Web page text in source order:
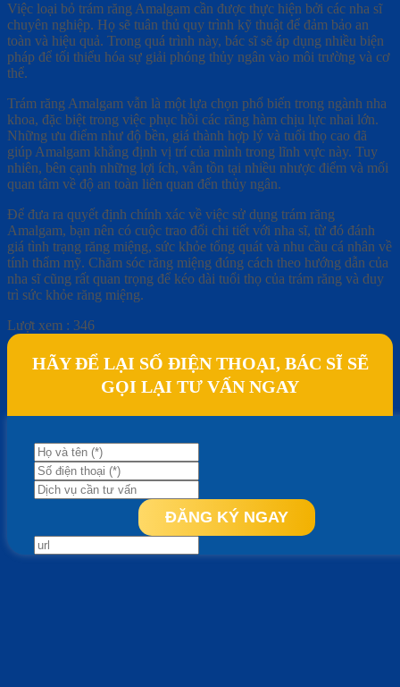
Việc loại bỏ trám răng Amalgam cần được thực hiện bởi các nha sĩ
chuyên nghiệp. Họ sẽ tuân thủ quy trình kỹ thuật để đảm bảo an
toàn và hiệu quả. Trong quá trình này, bác sĩ sẽ áp dụng nhiều biện
pháp để tối thiểu hóa sự giải phóng thủy ngân vào môi trường và cơ
thể.
Trám răng Amalgam vẫn là một lựa chọn phổ biến trong ngành nha
khoa, đặc biệt trong việc phục hồi các răng hàm chịu lực nhai lớn.
Những ưu điểm như độ bền, giá thành hợp lý và tuổi thọ cao đã
giúp Amalgam khẳng định vị trí của mình trong lĩnh vực này. Tuy
nhiên, bên cạnh những lợi ích, vẫn tồn tại nhiều nhược điểm và mối
quan tâm về độ an toàn liên quan đến thủy ngân.
Để đưa ra quyết định chính xác về việc sử dụng trám răng
Amalgam, bạn nên có cuộc trao đổi chi tiết với nha sĩ, từ đó đánh
giá tình trạng răng miệng, sức khỏe tổng quát và nhu cầu cá nhân về
tính thẩm mỹ. Chăm sóc răng miệng đúng cách theo hướng dẫn của
nha sĩ cũng rất quan trọng để kéo dài tuổi thọ của trám răng và duy
trì sức khỏe răng miệng.
Lượt xem : 346
HÃY ĐỂ LẠI SỐ ĐIỆN THOẠI, BÁC SĨ SẼ
GỌI LẠI TƯ VẤN NGAY